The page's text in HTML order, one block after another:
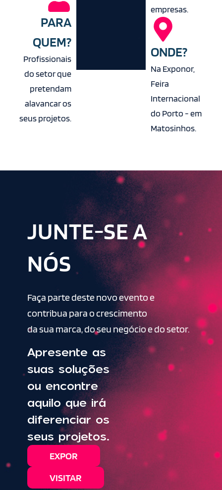
PARA
QUEM?
Profissionais
do setor que
pretendam
alavancar os
seus projetos.
empresas.
ONDE?
Na Exponor,
Feira
Internacional
do Porto - em
Matosinhos.
JUNTE-SE A
NÓS
Faça parte deste novo evento e
contribua para o crescimento
da sua marca, do seu negócio e do setor.
Apresente as
suas soluções
ou encontre
aquilo que irá
diferenciar os
seus projetos.
EXPOR
VISITAR